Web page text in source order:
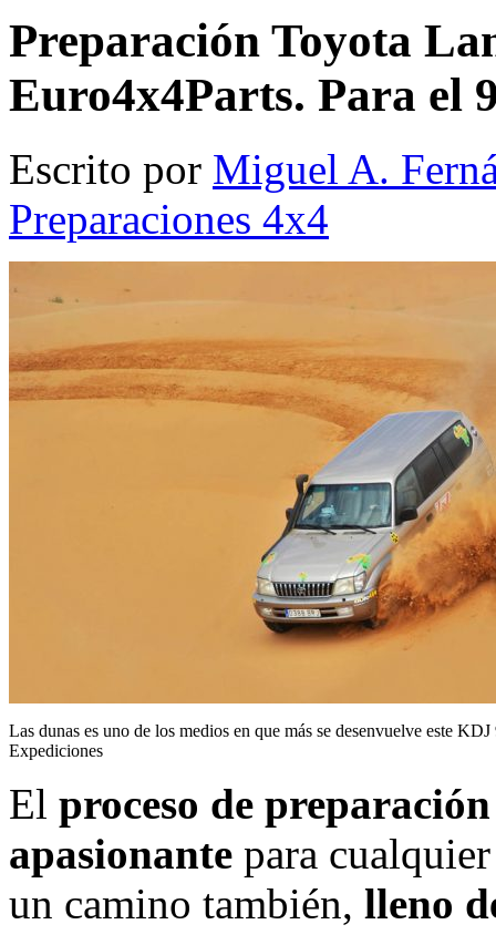
Preparación Toyota
Euro4x4Parts. Para el
Escrito por Miguel A.
Preparaciones 4x4
Las dunas es uno de los medios en que más se desenvuelve este
Expediciones
El proceso de preparación
apasionante para
un camino también, lleno